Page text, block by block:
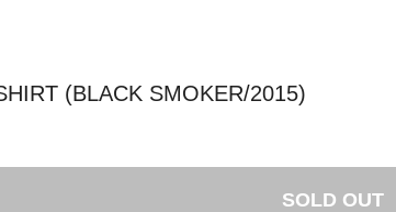
(BLACK SMOKER/2015)
SOLD OUT